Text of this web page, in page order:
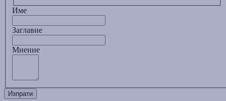
Име
Заглавиe
Мнение
Изпрати